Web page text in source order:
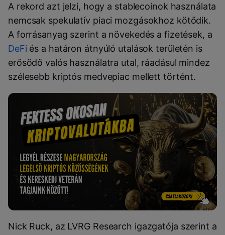
A rekord azt jelzi, hogy a stablecoinok használata
nemcsak spekulatív piaci mozgásokhoz kötődik.
A forrásanyag szerint a növekedés a fizetések, a
DeFi és a határon átnyúló utalások területén is
erősödő valós használatra utal, ráadásul mindez
szélesebb kriptós medvepiac mellett történt.
Nick Ruck, az LVRG Research igazgatója szerint a